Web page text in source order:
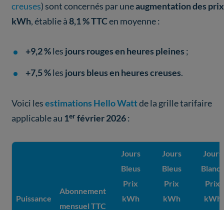
creuses) sont concernés par uneaugmentation des
kWh, établie à8,1 % TTCen moyenne :
+9,2 %les jours rouges en heures pleines ;
+7,5 %les jours bleus en heures creuses.
Voici lesestimations Hello Wattde la grille tarifaire
applicable au 1erfévrier 2026:
Puissance
Abonnement
mensuel TTC
Jours
Bleus
Prix
kWh
Jours
Bleus
Prix
kWh
Jours
Blancs
Prix
kWh